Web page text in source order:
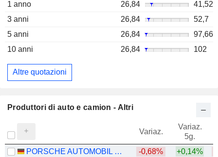
1 anno 26,84
41,52
3 anni
26,84
52,7
5 anni
26,84
97,66
10 anni
26,84 102
Altre quotazioni
Produttori di auto e camion - Altri
Variaz.
Variaz.
5g.
PORSCHE AUTOMOBIL HOLDING SE -0,68% +0,14%